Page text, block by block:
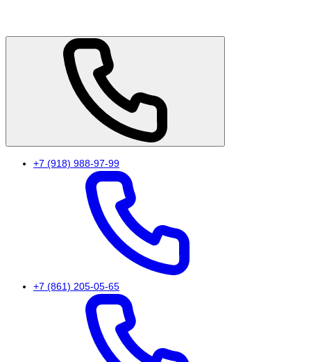
+7 (918) 988-97-99
+7 (861) 205-05-65